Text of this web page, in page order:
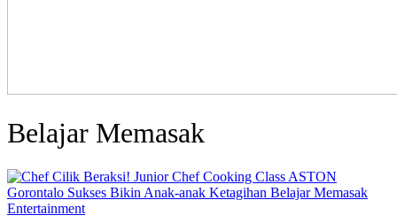
Belajar Memasak
Entertainment